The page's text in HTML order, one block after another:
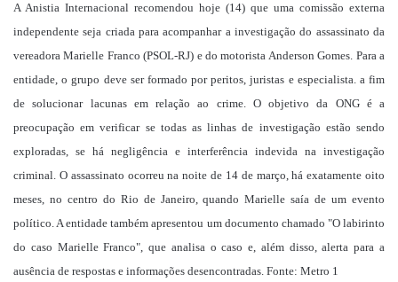
A Anistia Internacional recomendou hoje (14) que uma comissão externa
independente seja criada para acompanhar a investigação do assassinato da
vereadora Marielle Franco (PSOL-RJ) e do motorista Anderson Gomes. Para a
entidade, o grupo deve ser formado por peritos, juristas e especialista. a fim
de solucionar lacunas em relação ao crime. O objetivo da ONG é a
preocupação em verificar se todas as linhas de investigação estão sendo
exploradas, se há negligência e interferência indevida na investigação
criminal. O assassinato ocorreu na noite de 14 de março, há exatamente oito
meses, no centro do Rio de Janeiro, quando Marielle saía de um evento
político. A entidade também apresentou um documento chamado "O labirinto
do caso Marielle Franco", que analisa o caso e, além disso, alerta para a
ausência de respostas e informações desencontradas. Fonte: Metro 1